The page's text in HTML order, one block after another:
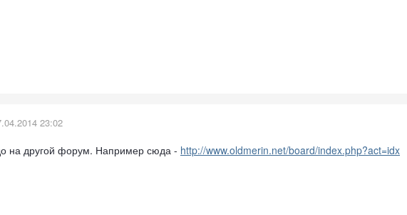
23:02
на другой форум. Например сюда - http://www.oldmerin.net/board/index.php?act=idx